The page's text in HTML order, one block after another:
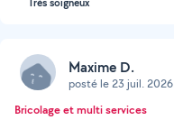
Maxime D.
posté le 23 juil. 2026
Bricolage et multi services